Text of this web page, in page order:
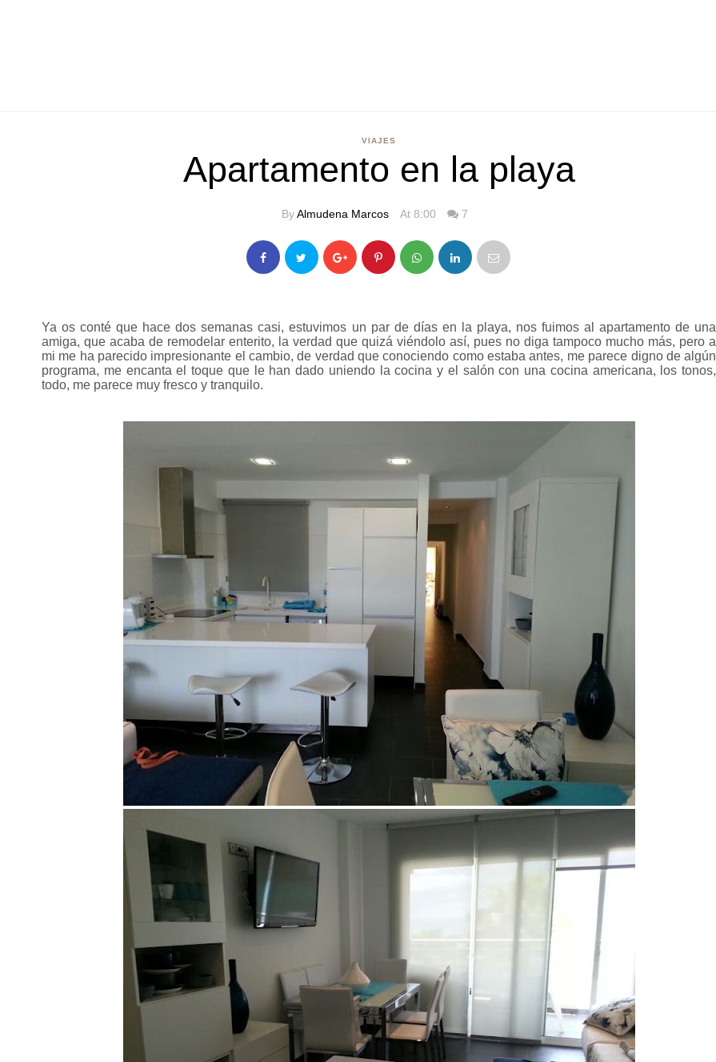
VIAJES
Apartamento en la playa
ByAlmudena Marcos At 8:00 7
Ya os conté que hace dos semanas casi, estuvimos un par de días en la playa, nos fuimos al apartamento de una
amiga, que acaba de remodelar enterito, la verdad que quizá viéndolo así, pues no diga tampoco mucho más, pero a
mi me ha parecido impresionante el cambio, de verdad que conociendo como estaba antes, me parece digno de algún
programa, me encanta el toque que le han dado uniendo la cocina y el salón con una cocina americana, los tonos,
todo, me parece muy fresco y tranquilo.